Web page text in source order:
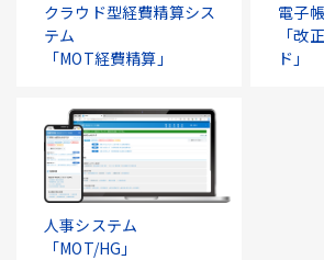
クラウド型経費精算シス
テム
「MOT経費精算」
電子
「改
ド」
人事システム
「MOT/HG」